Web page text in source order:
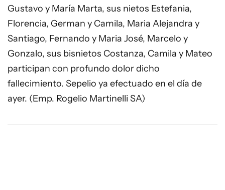
Gustavo y María Marta, sus nietos Estefania,
Florencia, German y Camila, Maria Alejandra y
Santiago, Fernando y Maria José, Marcelo y
Gonzalo, sus bisnietos Costanza, Camila y Mateo
participan con profundo dolor dicho
fallecimiento. Sepelio ya efectuado en el día de
ayer. (Emp. Rogelio Martinelli SA)